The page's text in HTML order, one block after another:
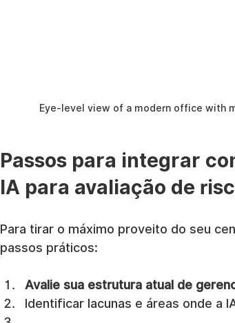
Eye-level view of a modern office with
Passos para integrar
IA para avaliação de
Para tirar o máximo proveito do seu
passos práticos:
Avalie sua estrutura atual de
Identificar lacunas e áreas onde a